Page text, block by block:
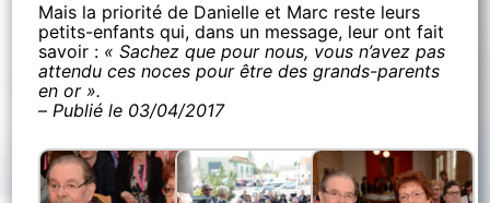
Mais la priorité de Danielle et Marc reste leurs
petits-enfants qui, dans un message, leur ont fait
savoir : « Sachez que pour nous, vous n’avez pas
attendu ces noces pour être des grands-parents
en or ».
–Publié le 03/04/2017